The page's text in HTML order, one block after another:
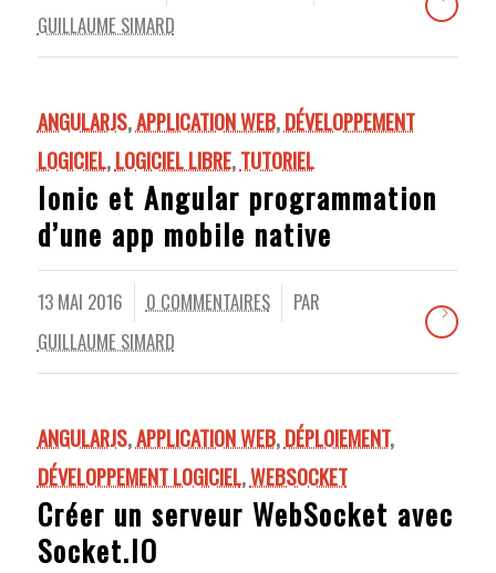
GUILLAUME SIMARD
ANGULARJS,APPLICATION WEB,DÉVELOPPEMENT
LOGICIEL,LOGICIEL LIBRE,TUTORIEL
Ionic et Angular programmation
d’une app mobile native
13 MAI 2016 0 COMMENTAIRES
/
PAR
GUILLAUME SIMARD
ANGULARJS,APPLICATION WEB,DÉPLOIEMENT,
DÉVELOPPEMENT LOGICIEL,WEBSOCKET
Créer un serveur WebSocket avec
Socket.IO